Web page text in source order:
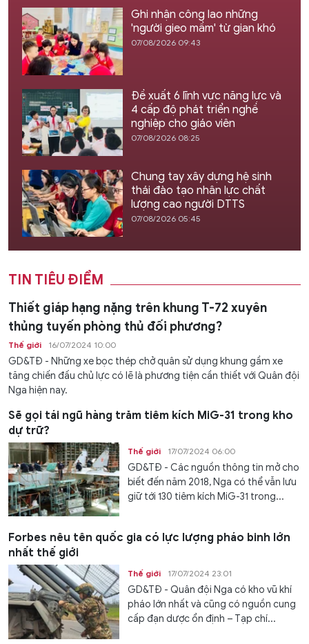
Ghi nhận công lao những
'người gieo mầm' từ gian khó
07/08/2026 09:43
Đề xuất 6 lĩnh vực năng lực và
4 cấp độ phát triển nghề
nghiệp cho giáo viên
07/08/2026 08:25
Chung tay xây dựng hệ sinh
thái đào tạo nhân lực chất
lượng cao người DTTS
07/08/2026 05:45
TIN TIÊU ĐIỂM
Thiết giáp hạng nặng trên khung T-72 xuyên
thủng tuyến phòng thủ đối phương?
Thế giới 16/07/2024 10:00
GD&TĐ - Những xe bọc thép chở quân sử dụng khung gầm xe
tăng chiến đấu chủ lực có lẽ là phương tiện cần thiết với Quân đội
Nga hiện nay.
Sẽ gọi tái ngũ hàng trăm tiêm kích MiG-31 trong kho
dự trữ?
Thế giới 17/07/2024 06:00
GD&TĐ - Các nguồn thông tin mở cho
biết đến năm 2018, Nga có thể vẫn lưu
giữ tới 130 tiêm kích MiG-31 trong...
Forbes nêu tên quốc gia có lực lượng pháo binh lớn
nhất thế giới
Thế giới 17/07/2024 23:01
GD&TĐ - Quân đội Nga có kho vũ khí
pháo lớn nhất và cũng có nguồn cung
cấp đạn dược ổn định – Tạp chí...